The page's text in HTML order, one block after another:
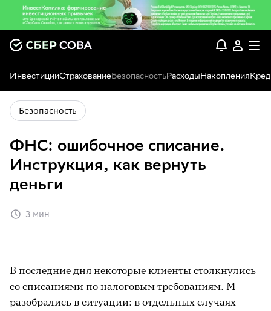
ИнвестицииСтрахованиеБезопасностьРасходыНакопления
Безопасность
ФНС: ошибочное списание.
Инструкция, как вернуть
деньги
3 мин
В последние дня некоторые клиенты столкнулись
со списаниями по налоговым требованиям. М
разобрались в ситуации: в отдельных случаях